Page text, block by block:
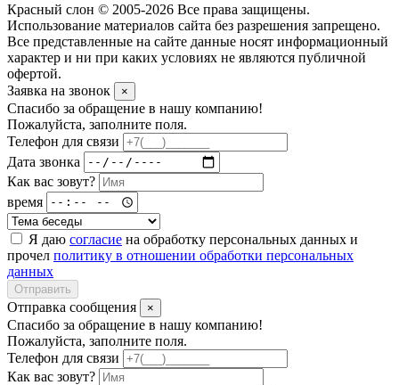
Красный слон © 2005-2026 Все права защищены.
Использование материалов сайта без разрешения запрещено.
Все представленные на сайте данные носят информационный
характер и ни при каких условиях не являются публичной
офертой.
Заявка на звонок
×
Спасибо за обращение в нашу компанию!
Пожалуйста, заполните поля.
Телефон для связи
Дата звонка
Как вас зовут?
время
Я даю согласие на обработку персональных данных и
прочел политику в отношении обработки персональных
данных
Отправить
Отправка сообщения ×
Спасибо за обращение в нашу компанию!
Пожалуйста, заполните поля.
Телефон для связи
Как вас зовут?